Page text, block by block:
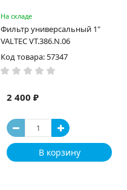
На складе
Фильтр универсальный 1"
VALTEC VT.386.N.06
Код товара: 57347
2 400 ₽
В корзину